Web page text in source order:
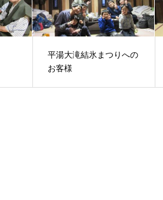
平湯大滝結氷まつりへの
お客様